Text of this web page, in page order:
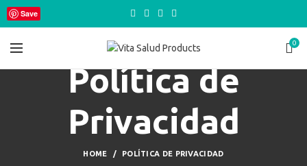
Save
0
Política de
Privacidad
HOME POLÍTICA DE PRIVACIDAD